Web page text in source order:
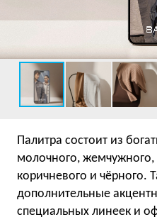
Палитра состоит из
молочного, жемчужного,
коричневого и чёрного.
дополнительные
специальных линеек и